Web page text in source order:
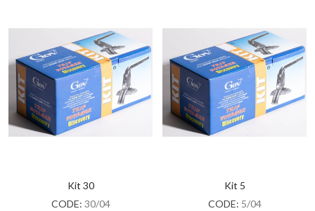
Kit 30
CODE: 30/04
Kit 5
CODE: 5/04